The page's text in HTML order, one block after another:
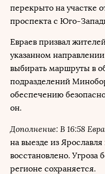
перекрыто на участке
проспекта с Юго-
Евраев призвал
указанном
выбирать маршруты в
подразделений
обеспечению
он.
Дополнение: В 16:58
на выезде из
восстановлено. Угроза
регионе сохраняется.